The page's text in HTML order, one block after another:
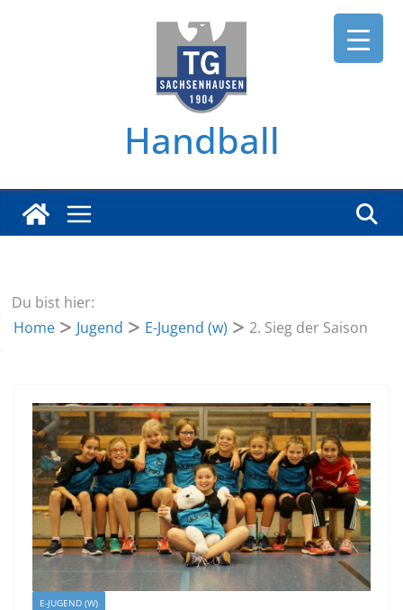
Handball
Du bist hier:
Home
Jugend E-Jugend (w) 2. Sieg der Saison
E-JUGEND (W)